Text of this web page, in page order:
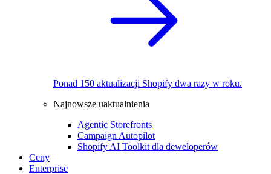
Ponad 150 aktualizacji Shopify dwa razy w roku.
Najnowsze uaktualnienia
Agentic Storefronts
Campaign Autopilot
Shopify AI Toolkit dla deweloperów
Ceny
Enterprise